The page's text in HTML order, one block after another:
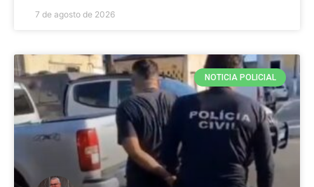
7 de agosto de 2026
NOTICIA POLICIAL